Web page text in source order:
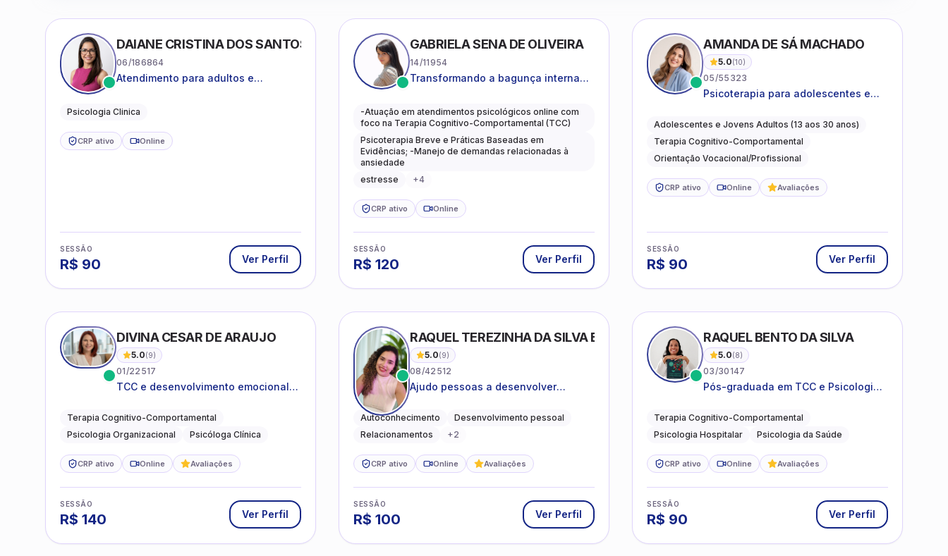
DAIANE CRISTINA DOS SANTOS
06/186864
Atendimento para adultos e
Psicologia Clinica
CRP ativo Online
SESSÃO
R$ 90 Ver Perfil
GABRIELA SENA DE OLIVEIRA
14/11954
Transformando a bagunça interna
leveza e caminhos mais gentis para
se viver.
-Atuação em atendimentos psicológicos online com
foco na Terapia Cognitivo-Comportamental (TCC)
Psicoterapia Breve e Práticas Baseadas em
Evidências; -Manejo de demandas relacionadas à
ansiedade
estresse
+4
CRP ativo Online
SESSÃO
R$ 120 Ver Perfil
AMANDA DE SÁ MACHADO
5.0(10)
05/55323
Psicoterapia para adolescentes e
ansiedade, autoestima, relações e
orientação profissional
Adolescentes e Jovens Adultos (13 aos 30 anos)
Terapia Cognitivo-Comportamental
Orientação Vocacional/Profissional
CRP ativo Online Avaliações
SESSÃO
R$ 90 Ver Perfil
DIVINA CESAR DE ARAUJO
5.0(9)
01/22517
TCC e desenvolvimento emocional
Terapia Cognitivo-Comportamental
Psicologia Organizacional
Psicóloga Clínica
CRP ativo Online Avaliações
SESSÃO
R$ 140 Ver Perfil
RAQUEL TEREZINHA DA SILVA BIONDI
5.0(9)
08/42512
Ajudo pessoas a desenvolver
saudáveis
Autoconhecimento
Desenvolvimento pessoal
Relacionamentos
+2
CRP ativo Online Avaliações
SESSÃO
R$ 100 Ver Perfil
RAQUEL BENTO DA SILVA
5.0(8)
03/30147
Pós-graduada em TCC e Psicologia
Terapia Cognitivo-Comportamental
Psicologia Hospitalar
Psicologia da Saúde
CRP ativo Online Avaliações
SESSÃO
R$ 90 Ver Perfil